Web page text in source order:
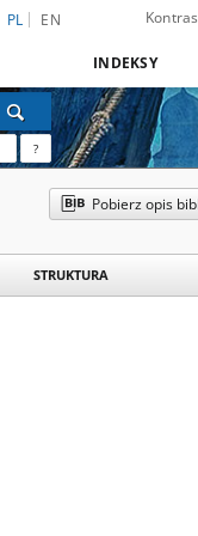
PL EN
INDEKSY
?
Pobierz opis
STRUKTURA